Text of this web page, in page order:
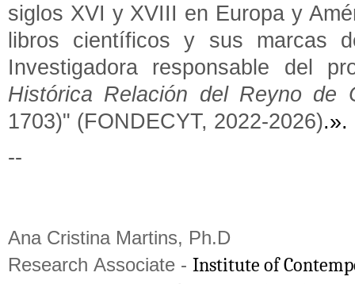
siglos XVI y XVIII en Europa y
libros científicos y sus marcas
Investigadora responsable del
Histórica Relación del Reyno de
1703)" (FONDECYT, 2022-2026).».
--
Ana Cristina Martins, Ph.D
Research Associate - Institute of